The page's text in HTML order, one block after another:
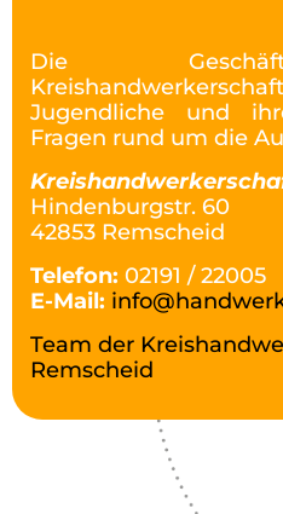
Die
Jugendliche und
Fragen rund um die
Hindenburgstr. 60
42853 Remscheid
Telefon: 02191 / 22005
E-Mail:
Team der
Remscheid